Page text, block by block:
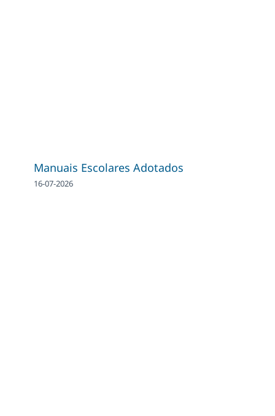
Manuais Escolares Adotados
16-07-2026